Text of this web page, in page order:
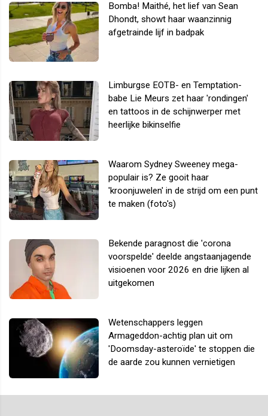
Bomba! Maithé, het lief van Sean
Dhondt, showt haar waanzinnig
afgetrainde lijf in badpak
Limburgse EOTB- en Temptation-
babe Lie Meurs zet haar 'rondingen'
en tattoos in de schijnwerper met
heerlijke bikinselfie
Waarom Sydney Sweeney mega-
populair is? Ze gooit haar
'kroonjuwelen' in de strijd om een punt
te maken (foto's)
Bekende paragnost die 'corona
voorspelde' deelde angstaanjagende
visioenen voor 2026 en drie lijken al
uitgekomen
Wetenschappers leggen
Armageddon-achtig plan uit om
'Doomsday-asteroïde' te stoppen die
de aarde zou kunnen vernietigen